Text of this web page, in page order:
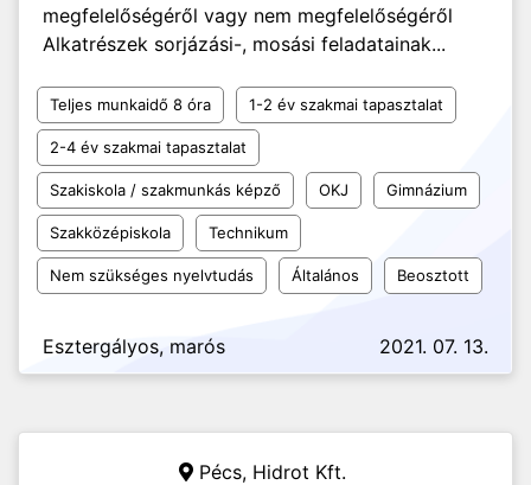
megfelelőségéről vagy nem megfelelőségéről
Alkatrészek sorjázási-, mosási feladatainak...
Teljes munkaidő 8 óra 1-2 év szakmai tapasztalat
2-4 év szakmai tapasztalat
Szakiskola / szakmunkás képző OKJ Gimnázium
Szakközépiskola Technikum
Nem szükséges nyelvtudás Általános Beosztott
Esztergályos, marós 2021. 07. 13.
Pécs, Hidrot Kft.